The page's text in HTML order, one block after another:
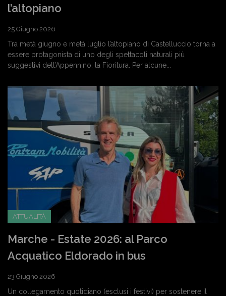
l’altopiano
25 Giugno 2026
Tra metà giugno e metà luglio l’altopiano di Castelluccio torna a
essere protagonista di uno degli spettacoli naturali più
suggestivi dell’Appennino: la Fioritura. Per alcune...
ATTUALITÀ
Marche - Estate 2026: al Parco
Acquatico Eldorado in bus
23 Giugno 2026
Un collegamento quotidiano (esclusi i festivi) per sostenere il